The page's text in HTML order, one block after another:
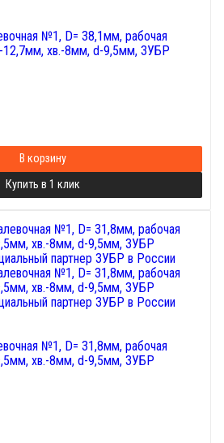
№1, D= 38,1мм, рабочая
12,7мм, хв.-8мм, d-9,5мм, ЗУБР
В корзину
Купить в 1 клик
№1, D= 31,8мм, рабочая
хв.-8мм, d-9,5мм, ЗУБР